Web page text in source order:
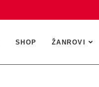
SHOP ŽANROVI